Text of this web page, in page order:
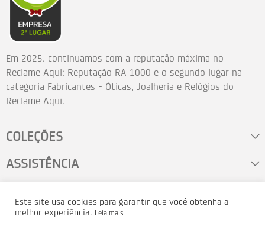
Em 2025, continuamos com a reputação máxima no
Reclame Aqui: Reputação RA 1000 e o segundo lugar na
categoria Fabricantes - Óticas, Joalheria e Relógios do
Reclame Aqui.
COLEÇÕES
ASSISTÊNCIA
Este site usa cookies para garantir que você obtenha a
melhor experiência. Leia mais